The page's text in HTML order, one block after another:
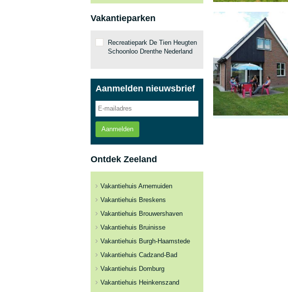
Vakantieparken
Recreatiepark De Tien Heugten
Schoonloo Drenthe Nederland
Aanmelden nieuwsbrief
Aanmelden
Ontdek Zeeland
Vakantiehuis Arnemuiden
Vakantiehuis Breskens
Vakantiehuis Brouwershaven
Vakantiehuis Bruinisse
Vakantiehuis Burgh-Haamstede
Vakantiehuis Cadzand-Bad
Vakantiehuis Domburg
Vakantiehuis Heinkenszand